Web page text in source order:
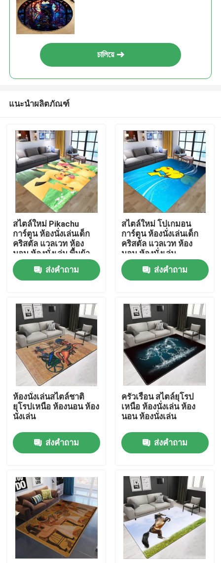
บ้าน
สินค้า
วิดีโอ
เกี่ยวกับเรา
ทัวร์โรงงาน
ควบคุมคุณภาพ
พรมปูพื้น พรม
พรมปูพื้นห้องนอน
พรมปูพื้นห้องรับแขก
চালিয়ে
แนะนำผลิตภัณฑ์
สไตล์ใหม่ Pikachu
การ์ตูน ห้องนั่งเล่นเด็ก
คริสตัล แวลเวท ห้อง
นอน ห้องนั่งเล่น พื้นผ้า
ครอบ
ส่งคำถาม
สไตล์ใหม่ โปเกมอน
การ์ตูน ห้องนั่งเล่นเด็ก
คริสตัล แวลเวท ห้อง
นอน ห้องนั่งเล่น
ส่งคำถาม
ห้องนั่งเล่นสไตล์ชาติ
ยุโรปเหนือ ห้องนอน ห้อง
นั่งเล่น
ส่งคำถาม
ครัวเรือน สไตล์ยุโรป
เหนือ ห้องนั่งเล่น ห้อง
นอน ห้องนั่งเล่น
ส่งคำถาม